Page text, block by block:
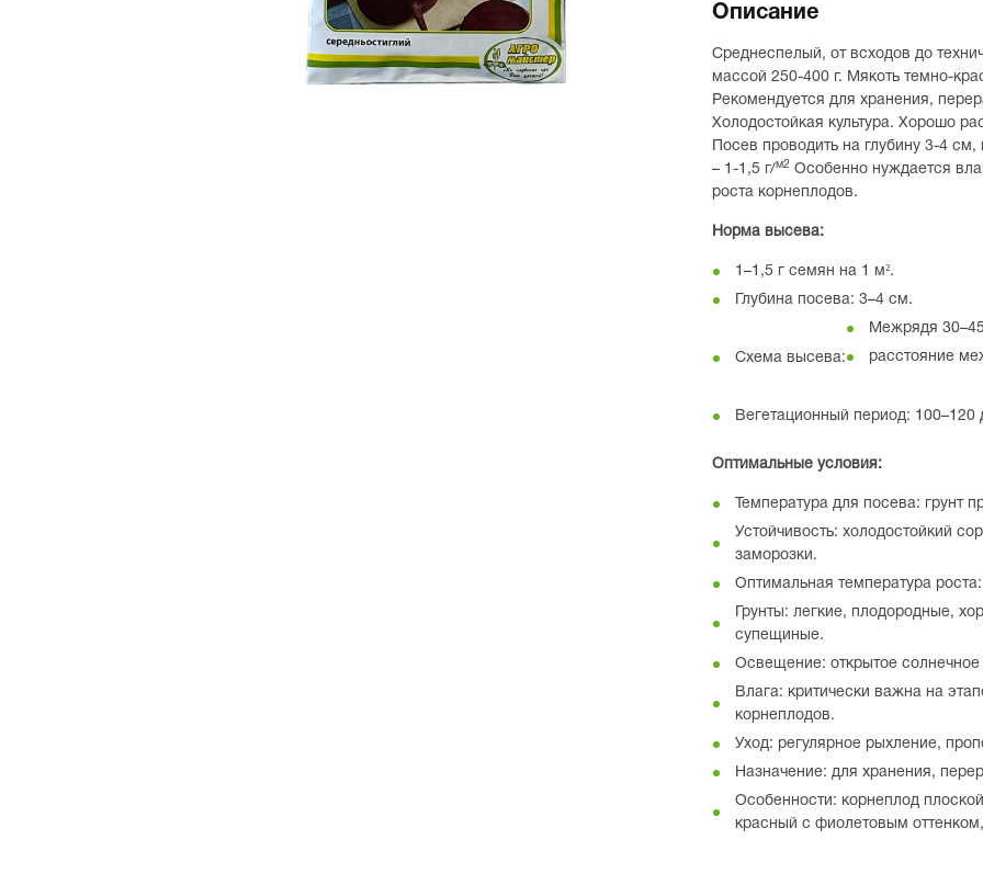
Описание
Среднеспелый, от всходов до
массой 250-400 г. Мякоть темно-
Рекомендуется для хранения,
Холодостойкая культура. Хорошо
Посев проводить на глубину 3-4
– 1-1,5 г/м2 Особенно нуждается
роста корнеплодов.
Норма высева:
1–1,5 г семян на 1 м².
Глубина посева: 3–4 см.
Схема высева:
Межрядя
расстояние
Вегетационный период: 100–120
Оптимальные условия:
Температура для посева: грунт
Устойчивость: холодостойкий
заморозки.
Оптимальная температура
Грунты: легкие, плодородные,
супещиные.
Освещение: открытое солнечное
Влага: критически важна на
корнеплодов.
Уход: регулярное рыхление,
Назначение: для хранения,
Особенности: корнеплод
красный с фиолетовым